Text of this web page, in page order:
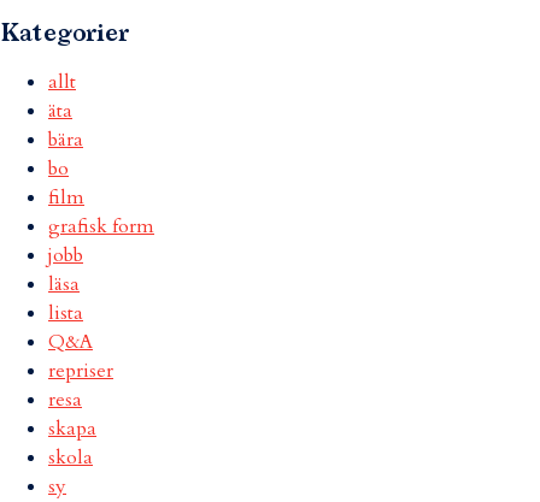
Kategorier
allt
äta
bära
bo
film
grafisk form
jobb
läsa
lista
Q&A
repriser
resa
skapa
skola
sy